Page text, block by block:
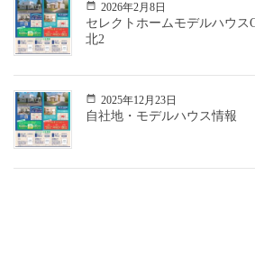
2026年2月8日
セレクトホームモデルハウ
北2
2025年12月23日
自社地・モデルハウス情報